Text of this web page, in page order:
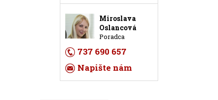
Miroslava
Oslancová
Poradca
737 690 657
Napište nám